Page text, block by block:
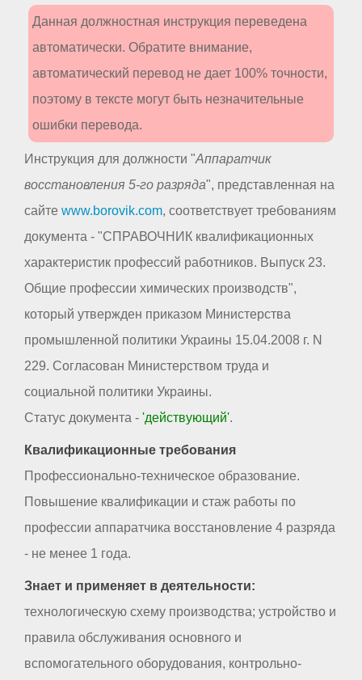
Данная должностная инструкция переведена
автоматически. Обратите внимание,
автоматический перевод не дает 100% точности,
поэтому в тексте могут быть незначительные
ошибки перевода.
Инструкция для должности "Аппаратчик
восстановления 5-го разряда", представленная на
сайте www.borovik.com, соответствует требованиям
документа - "СПРАВОЧНИК квалификационных
характеристик профессий работников. Выпуск 23.
Общие профессии химических производств",
который утвержден приказом Министерства
промышленной политики Украины 15.04.2008 г. N
229. Согласован Министерством труда и
социальной политики Украины.
Статус документа - 'действующий'.
Квалификационные требования
Профессионально-техническое образование.
Повышение квалификации и стаж работы по
профессии аппаратчика восстановление 4 разряда
- не менее 1 года.
Знает и применяет в деятельности:
технологическую схему производства; устройство и
правила обслуживания основного и
вспомогательного оборудования, контрольно-